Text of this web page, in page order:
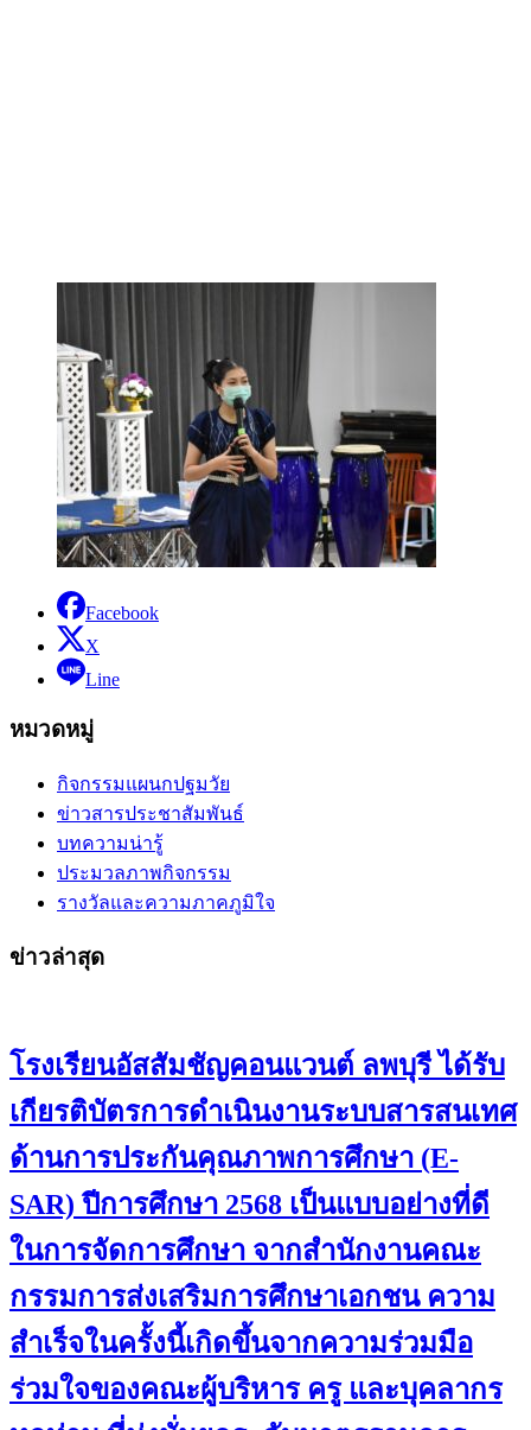
Facebook
X
Line
หมวดหมู่
กิจกรรมแผนกปฐมวัย
ข่าวสารประชาสัมพันธ์
บทความน่ารู้
ประมวลภาพกิจกรรม
รางวัลและความภาคภูมิใจ
ข่าวล่าสุด
โรงเรียนอัสสัมชัญคอนแวนต์ ลพบุรี ได้รับ
เกียรติบัตรการดำเนินงานระบบสารสนเทศ
ด้านการประกันคุณภาพการศึกษา (E-
SAR) ปีการศึกษา 2568 เป็นแบบอย่างที่ดี
ในการจัดการศึกษา จากสำนักงานคณะ
กรรมการส่งเสริมการศึกษาเอกชน ความ
สำเร็จในครั้งนี้เกิดขึ้นจากความร่วมมือ
ร่วมใจของคณะผู้บริหาร ครู และบุคลากร